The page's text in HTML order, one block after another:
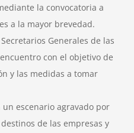
la convocatoria a
a la mayor brevedad.
Generales de las
con el objetivo de
y las medidas a tomar
escenario agravado por
de las empresas y